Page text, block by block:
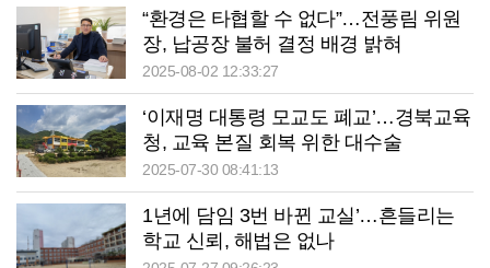
“환경은 타협할 수 없다”…전풍림 위원
장, 납공장 불허 결정 배경 밝혀
2025-08-02 12:33:27
‘이재명 대통령 모교도 폐교’…경북교육
청, 교육 본질 회복 위한 대수술
2025-07-30 08:41:13
1년에 담임 3번 바뀐 교실’…흔들리는
학교 신뢰, 해법은 없나